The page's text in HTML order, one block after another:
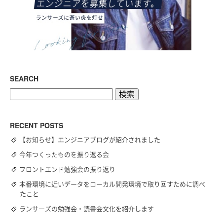
SEARCH
RECENT POSTS
【お知らせ】エンジニアブログが紹介されました
今年つくったものを振り返る会
フロントエンド勉強会の振り返り
本番環境に近いデータをローカル開発環境で取り回すために調べ
たこと
ランサーズの勉強会・読書会文化を紹介します